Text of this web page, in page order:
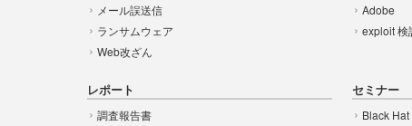
メール誤送信
ランサムウェア
Web改ざん
Adobe
exploit 検
レポート
調査報告書
セミナー
Black Hat